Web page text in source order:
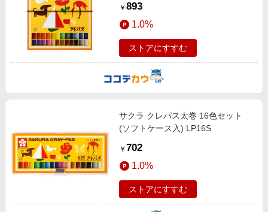
￥ 893
1.0%
ストアにすすむ
サクラ クレパス太巻 16色セット
(ソフトケース入) LP16S
￥ 702
1.0%
ストアにすすむ